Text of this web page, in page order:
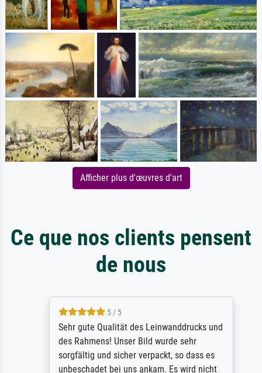
Afficher plus d'œuvres d'art
Ce que nos clients pensent
de nous
5 / 5
Sehr gute Qualität des Leinwanddrucks und
des Rahmens! Unser Bild wurde sehr
sorgfältig und sicher verpackt, so dass es
unbeschadet bei uns ankam. Es wird nicht